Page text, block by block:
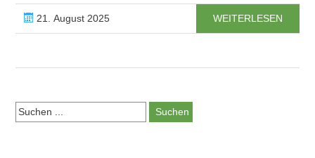
21. August 2025 WEITERLESEN
Suchen: